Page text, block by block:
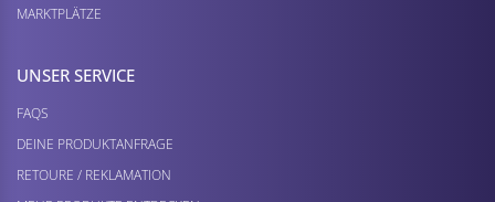
MARKTPLÄTZE
UNSER SERVICE
FAQS
DEINE PRODUKTANFRAGE
RETOURE / REKLAMATION